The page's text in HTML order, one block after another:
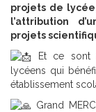
projets de lycée
l’attribution
projets
Et ce sont
lycéens qui
établissement
Grand